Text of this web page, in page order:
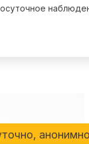
анонимно